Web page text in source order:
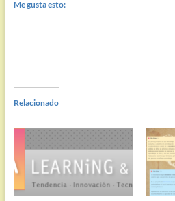
Me gusta esto:
Relacionado